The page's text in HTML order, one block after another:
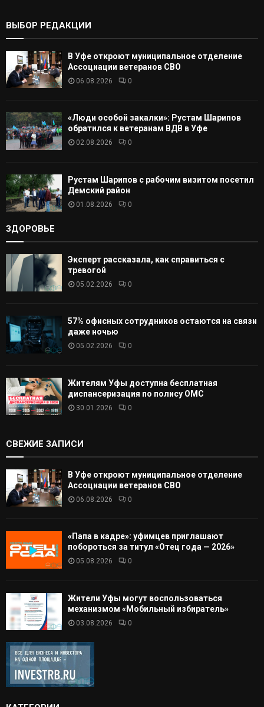
А
ВЫБОР РЕДАКЦИИ
В Уфе откроют муниципальное отделение
Ассоциации ветеранов СВО
06.08.2026 0
«Люди особой закалки»: Рустам Шарипов
обратился к ветеранам ВДВ в Уфе
02.08.2026 0
Рустам Шарипов с рабочим визитом посетил
Демский район
01.08.2026 0
ЗДОРОВЬЕ
Эксперт рассказала, как справиться с
тревогой
05.02.2026 0
57% офисных сотрудников остаются на связи
даже ночью
05.02.2026 0
Жителям Уфы доступна бесплатная
диспансеризация по полису ОМС
30.01.2026 0
СВЕЖИЕ ЗАПИСИ
В Уфе откроют муниципальное отделение
Ассоциации ветеранов СВО
06.08.2026 0
«Папа в кадре»: уфимцев приглашают
побороться за титул «Отец года — 2026»
05.08.2026 0
Жители Уфы могут воспользоваться
механизмом «Мобильный избиратель»
03.08.2026 0